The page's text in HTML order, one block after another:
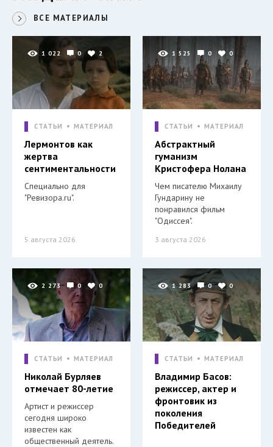
ВСЕ МАТЕРИАЛЫ
1 022 0 2
СТАТЬИ МАТЕРИАЛ
Лермонтов как
жертва
сентиментальности
Специально для
"Ревизора.ru".
5 августа 2026
1 525 0 0
СТАТЬИ МАТЕРИАЛ
Абстрактный
гуманизм
Кристофера Нолана
Чем писателю Михаилу
Гундарину не
понравился фильм
"Одиссея".
3 августа 2026
2 273 0 0
СТАТЬИ МАТЕРИАЛ
Николай Бурляев
отмечает 80-летие
Артист и режиссер
сегодня широко
известен как
общественный деятель.
1 283 0 0
СТАТЬИ МАТЕРИАЛ
Владимир Басов:
режиссер, актер и
фронтовик из
поколения
Победителей